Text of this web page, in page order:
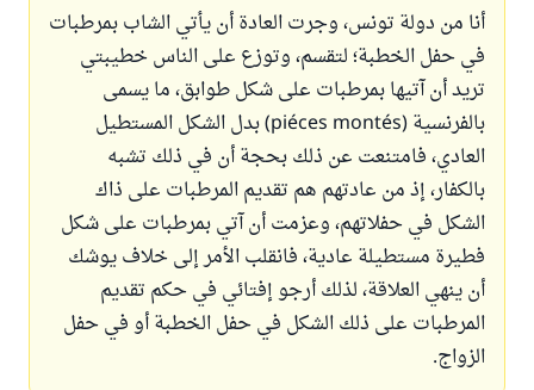
أنا من دولة تونس، وجرت العادة أن يأتي الشاب بمرطبات
في حفل الخطبة؛ لتقسم، وتوزع على الناس خطيبتي
تريد أن آتيها بمرطبات على شكل طوابق، ما يسمى
بالفرنسية (piéces montés) بدل الشكل المستطيل
العادي، فامتنعت عن ذلك بحجة أن في ذلك تشبه
بالكفار، إذ من عادتهم هم تقديم المرطبات على ذاك
الشكل في حفلاتهم، وعزمت أن آتي بمرطبات على شكل
فطيرة مستطيلة عادية، فانقلب الأمر إلى خلاف يوشك
أن ينهي العلاقة، لذلك أرجو إفتائي في حكم تقديم
المرطبات على ذلك الشكل في حفل الخطبة أو في حفل
الزواج.